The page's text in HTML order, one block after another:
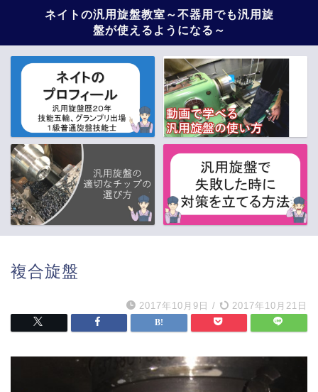
ネイトの汎用旋盤教室～不器用でも汎用旋
盤が使えるようになる～
複合旋盤
2017年10月9日 / 2017年10月21日